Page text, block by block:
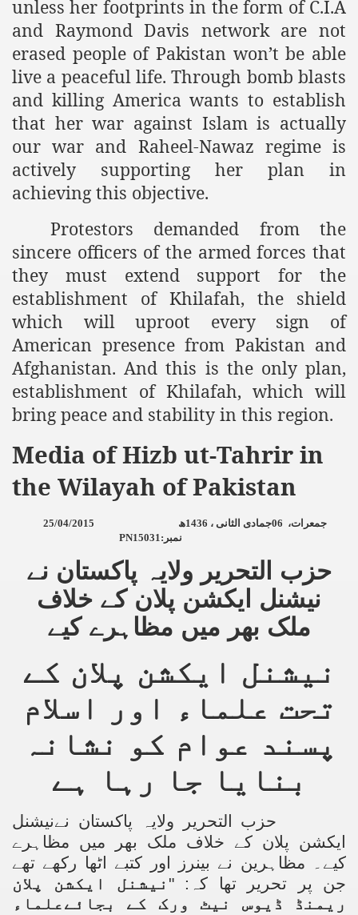
unless her footprints in the form of C.I.A
and Raymond Davis network are not
erased people of Pakistan won’t be able
live a peaceful life. Through bomb blasts
and killing America wants to establish
that her war against Islam is actually
our war and Raheel-Nawaz regime is
actively supporting her plan in
achieving this objective.
Protestors demanded from the
sincere officers of the armed forces that
they must extend support for the
establishment of Khilafah, the shield
which will uproot every sign of
American presence from Pakistan and
Afghanistan. And this is the only plan,
establishment of Khilafah, which will
bring peace and stability in this region.
Media of Hizb ut-Tahrir in
the Wilayah of Pakistan
جمعرات، 06جمادی الثانی ، 1436ھ
25/04/2015
نمبر PN15031:
حزب التحریر ولایہ پاکستان نے
نیشنل ایکشن پلان کے خلاف
ملک بھر میں مظاہرے کیے
نیشنل ایکشن پلان کے
تحت علماء اور اسلام
پسند عوام کو نشانہ
بنایا جا رہا ہے
حزب التحریر ولایہ پاکستان نےنیشنل
ایکشن پلان کے خلاف ملک بھر میں مظاہرے
کیے۔ مظاہرین نے بینرز اور کتبے اٹھا رکھے تھے
جن پر تحریر تھا کہ:
" نیشنل ایکشن پلان
ریمنڈ ڈیوس نیٹ ورک کے بجائےعلماء
of Khilafah Confirms Regimes Weakening Position
Raheel
that National Action Plan is a Plan to Suppress Islam
Nations
Delivers Its Strong Condemnation to Bangladeshi
Muhammad Owais Must Be Freed Immediately
is the Duty of Pakistan Armed Forces
from Capitalism
to Criminalize Work for Return of Khilafah
for Khilafah Appropriate Food is a New Low
Failure
in its War Against Islam Through Use of Force and
of The Shebaab Hizb ut Tahrir
Exposes Criminal Negligence of Raheel Nawaz Regime